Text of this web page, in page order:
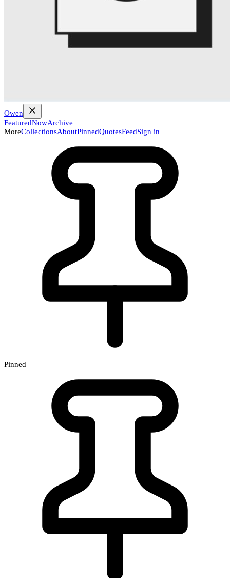
Owen
FeaturedNowArchive
MoreCollectionsAboutPinnedQuotesFeedSign in
Pinned